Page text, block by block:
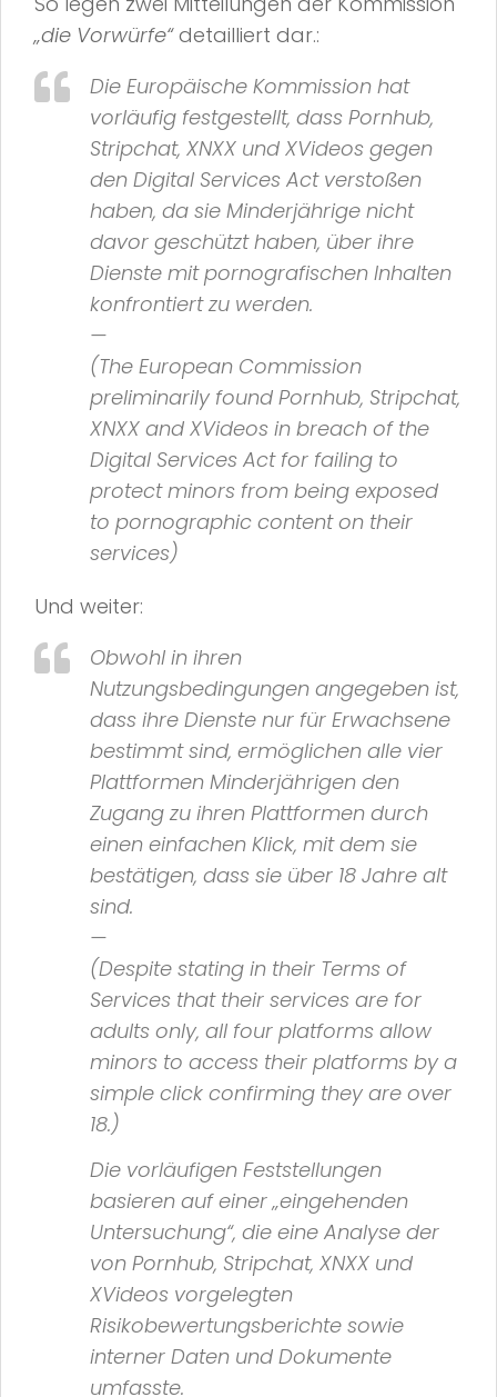
„die Vorwürfe“detailliert dar.:
Die Europäische Kommission hat
vorläufig festgestellt, dass Pornhub,
Stripchat, XNXX und XVideos gegen
den Digital Services Act verstoßen
haben, da sie Minderjährige nicht
davor geschützt haben, über ihre
Dienste mit pornografischen Inhalten
konfrontiert zu werden.
—
(The European Commission
preliminarily found Pornhub, Stripchat,
XNXX and XVideos in breach of the
Digital Services Act for failing to
protect minors from being exposed
to pornographic content on their
services)
Und weiter:
Obwohl in ihren
Nutzungsbedingungen angegeben ist,
dass ihre Dienste nur für Erwachsene
bestimmt sind, ermöglichen alle vier
Plattformen Minderjährigen den
Zugang zu ihren Plattformen durch
einen einfachen Klick, mit dem sie
bestätigen, dass sie über 18 Jahre alt
sind.
—
(Despite stating in their Terms of
Services that their services are for
adults only, all four platforms allow
minors to access their platforms by a
simple click confirming they are over
18.)
Die vorläufigen Feststellungen
basieren auf einer„eingehenden
Untersuchung“, die eine Analyse der
von Pornhub, Stripchat, XNXX und
XVideos vorgelegten
Risikobewertungsberichte sowie
interner Daten und Dokumente
umfasste.